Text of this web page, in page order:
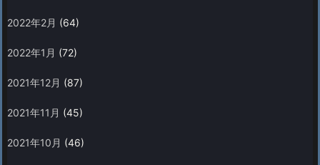
2022年2月 (64)
2022年1月 (72)
2021年12月 (87)
2021年11月 (45)
2021年10月 (46)